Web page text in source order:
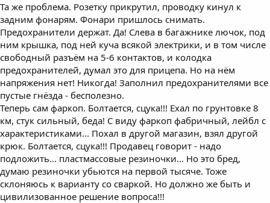
Та же проблема. Розетку прикрутил, проводку кинул к
задним фонарям. Фонари пришлось снимать.
Предохранители держат. Да! Слева в багажнике лючок, под
ним крышка, под ней куча всякой электрики, и в том числе
свободный разъём на 5-6 контактов, и колодка
предохранителей, думал это для прицепа. Но на нём
напряжения нет! Никогда! Заполнил предохранителями все
пустые гнёзда - бесполезно.
Теперь сам фаркоп. Болтается, сцука!!! Ехал по грунтовке 8
км, стук сильный, беда! С виду фаркоп фабричный, лейбл с
характеристиками... Похал в другой магазин, взял другой
крюк. Болтается, сцука!!! Продавец говорит - надо
подложить... пластмассовые резиночки... Но это бред,
думаю резиночки убьются на первой тысяче. Тоже
склоняюсь к варианту со сваркой. Но должно же быть и
цивилизованное решение вопроса!!!